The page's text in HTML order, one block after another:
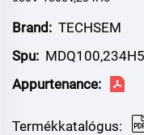
Brand: TECHSEM
Spu: MDQ100,234H5
Appurtenance:
Termékkatalógus: